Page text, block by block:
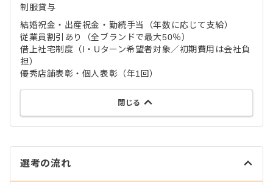
制服貸与
結婚祝金・出産祝金・勤続手当（年数に応じて支給）
従業員割引あり（全ブランドで最大50％）
借上社宅制度（I・Uターン希望者対象／初期費用は会社負
担）
優秀店舗表彰・個人表彰（年1回）
閉じる
選考の流れ